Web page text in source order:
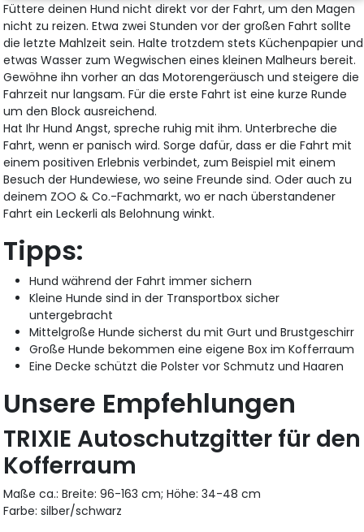
Füttere deinen Hund nicht direkt vor der Fahrt, um den Magen
nicht zu reizen. Etwa zwei Stunden vor der großen Fahrt sollte
die letzte Mahlzeit sein. Halte trotzdem stets Küchenpapier und
etwas Wasser zum Wegwischen eines kleinen Malheurs bereit.
Gewöhne ihn vorher an das Motorengeräusch und steigere die
Fahrzeit nur langsam. Für die erste Fahrt ist eine kurze Runde
um den Block ausreichend.
Hat Ihr Hund Angst, spreche ruhig mit ihm. Unterbreche die
Fahrt, wenn er panisch wird. Sorge dafür, dass er die Fahrt mit
einem positiven Erlebnis verbindet, zum Beispiel mit einem
Besuch der Hundewiese, wo seine Freunde sind. Oder auch zu
deinem ZOO & Co.-Fachmarkt, wo er nach überstandener
Fahrt ein Leckerli als Belohnung winkt.
Tipps:
Hund während der Fahrt immer sichern
Kleine Hunde sind in der Transportbox sicher
untergebracht
Mittelgroße Hunde sicherst du mit Gurt und Brustgeschirr
Große Hunde bekommen eine eigene Box im Kofferraum
Eine Decke schützt die Polster vor Schmutz und Haaren
Unsere Empfehlungen
TRIXIE Autoschutzgitter für den
Kofferraum
Maße ca.: Breite: 96-163 cm; Höhe: 34-48 cm
Farbe: silber/schwarz